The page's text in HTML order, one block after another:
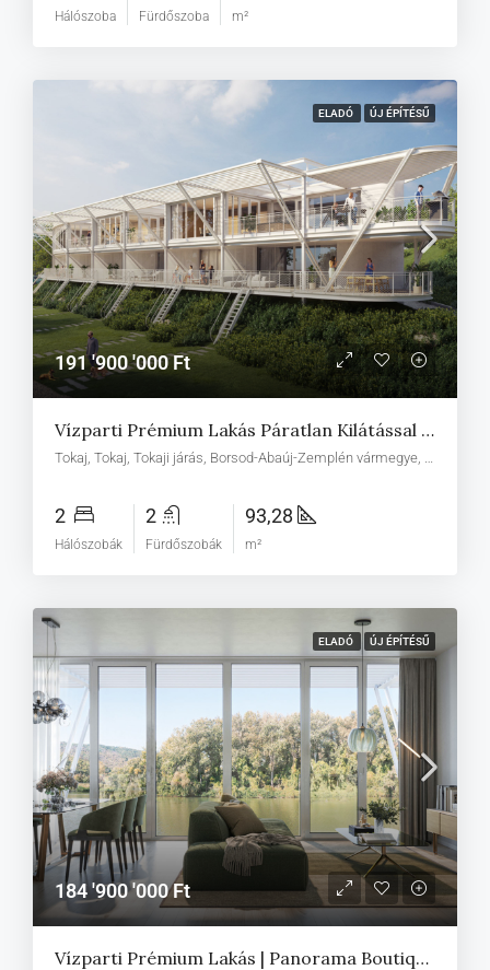
Hálószoba Fürdőszoba m²
ELADÓ ÚJ ÉPÍTÉSŰ
191 '900 '000 Ft
Vízparti Prémium Lakás Páratlan Kilátással | Panorama Boutique 49 G1
Tokaj, Tokaj, Tokaji járás, Borsod-Abaúj-Zemplén vármegye, Észak-Magyarország, Alföld és Észak, Magyarország
2
Hálószobák
2
Fürdőszobák
93,28
m²
ELADÓ ÚJ ÉPÍTÉSŰ
184 '900 '000 Ft
Vízparti Prémium Lakás | Panorama Boutique 49 E1